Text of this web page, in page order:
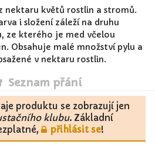
nektaru květů rostlin a stromů.
i složení záleží na druhu
ze kterého je med včelou
Obsahuje malé množství pylu a
v nektaru rostlin.
Seznam přání
produktu se zobrazují jen
klubu. Základní
přihlásit se!